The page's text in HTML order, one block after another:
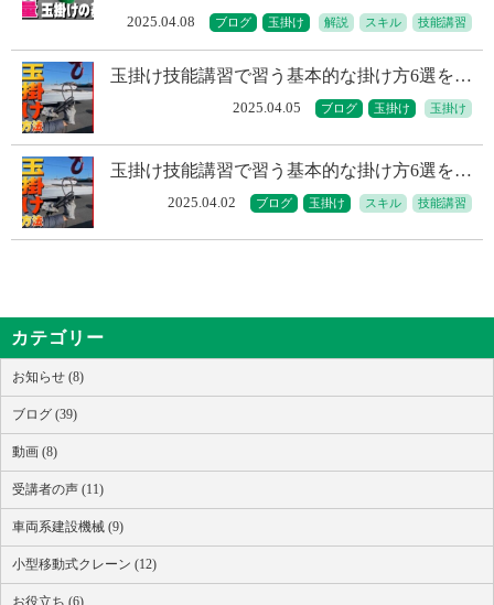
2025.04.08 ブログ 玉掛け 解説 スキル 技能講習
玉掛け技能講習で習う基本的な掛け方6選を…
2025.04.05 ブログ 玉掛け 玉掛け
玉掛け技能講習で習う基本的な掛け方6選を…
2025.04.02 ブログ 玉掛け スキル 技能講習
カテゴリー
お知らせ (8)
ブログ (39)
動画 (8)
受講者の声 (11)
車両系建設機械 (9)
小型移動式クレーン (12)
お役立ち (6)